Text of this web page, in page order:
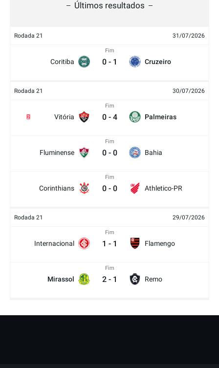
Últimos resultados
Rodada 21 31/07/2026
Coritiba
Fim
0 - 1 Cruzeiro
Rodada 21 30/07/2026
Vitória
2
Fim
0 - 4 Palmeiras
Fluminense
Fim
0 - 0 Bahia
Corinthians
Fim
0 - 0 Athletico-PR
Rodada 21 29/07/2026
Internacional
Fim
1 - 1 Flamengo
Mirassol
Fim
2 - 1 Remo